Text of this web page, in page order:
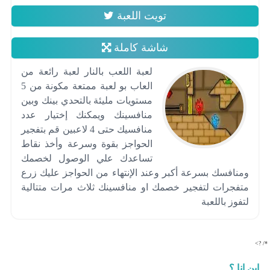
تويت اللعبة
شاشة كاملة
لعبة اللعب بالنار لعبة رائعة من
العاب بو لعبة ممتعة مكونة من 5
مستويات مليئة بالتحدي بينك وبين
منافسينك ويمكنك إختيار عدد
منافسيك حتى 4 لاعبين قم بتفجير
الحواجز بقوة وسرعة وأخذ نقاط
تساعدك علي الوصول لخصمك
ومنافسك بسرعة أكبر وعند الإنتهاء من الحواجز عليك زرع
متفجرات لتفجير خصمك او منافسينك ثلاث مرات متتالية
لتفوز باللعبة
*/ ?>
اين انا ؟